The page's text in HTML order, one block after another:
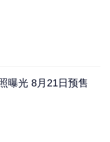
曝光 8月21日预售